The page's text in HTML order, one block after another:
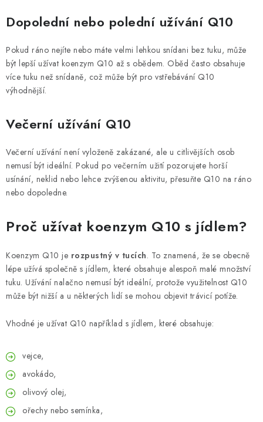
Dopolední nebo polední užívání Q10
Pokud ráno nejíte nebo máte velmi lehkou snídani bez tuku, může
být lepší užívat koenzym Q10 až s obědem. Oběd často obsahuje
více tuku než snídaně, což může být pro vstřebávání Q10
výhodnější.
Večerní užívání Q10
Večerní užívání není vyloženě zakázané, ale u citlivějších osob
nemusí být ideální. Pokud po večerním užití pozorujete horší
usínání, neklid nebo lehce zvýšenou aktivitu, přesuňte Q10 na ráno
nebo dopoledne.
Proč užívat koenzym Q10 s jídlem?
Koenzym Q10 je rozpustný v tucích. To znamená, že se obecně
lépe užívá společně s jídlem, které obsahuje alespoň malé množství
tuku. Užívání nalačno nemusí být ideální, protože využitelnost Q10
může být nižší a u některých lidí se mohou objevit trávicí potíže.
Vhodné je užívat Q10 například s jídlem, které obsahuje:
vejce,
avokádo,
olivový olej,
ořechy nebo semínka,